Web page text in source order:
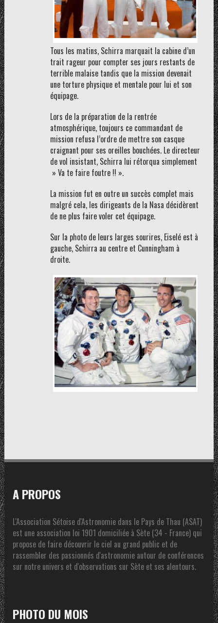
Tous les matins, Schirra marquait la cabine d’un
trait rageur pour compter ses jours restants de
terrible malaise tandis que la mission devenait
une torture physique et mentale pour lui et son
équipage.
Lors de la préparation de la rentrée
atmosphérique, toujours ce commandant de
mission refusa l’ordre de mettre son casque
craignant pour ses oreilles bouchées. Le directeur
de vol insistant, Schirra lui rétorqua simplement
» Va te faire foutre !! ».
La mission fut en outre un succès complet mais
malgré cela, les dirigeants de la Nasa décidèrent
de ne plus faire voler cet équipage.
Sur la photo de leurs larges sourires, Eiselé est à
gauche, Schirra au centre et Cunningham à
droite.
A PROPOS
L'Association Sétoise d'Astronomie dans le Pays de Thau (ASAT)
est une association loi 1901 domiciliée à Sète (34 - France) qui
propose de faire découvrir le ciel au grand public et de
rassembler des passionnés d'astronomie autour de conférences
sur notre univers et d'observations sur Sète et ses alentours.
PHOTO DU MOIS